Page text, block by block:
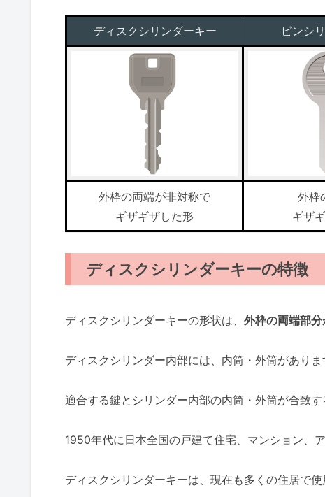
ディスクシリンダーキー ピンシ
外枠の両端が非対称で
ギザギザした形
外枠
ギザ
ディスクシリンダーキーの特徴
ディスクシリンダーキーの形状は、 外枠の両端部
ディスクシリンダー内部には、内筒・外筒がありま
適合する鍵とシリンダー内部の内筒・外筒が合致す
1950年代に日本全国の戸建て住宅、マンション、
ディスクシリンダーキーは、現在も多くの住居で使